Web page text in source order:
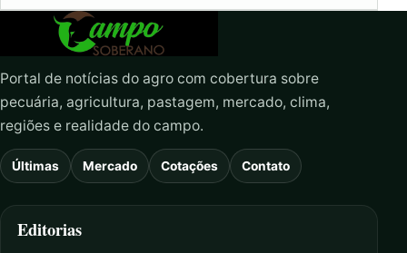
Portal de notícias do agro com cobertura sobre
pecuária, agricultura, pastagem, mercado, clima,
regiões e realidade do campo.
Últimas Mercado Cotações Contato
Editorias